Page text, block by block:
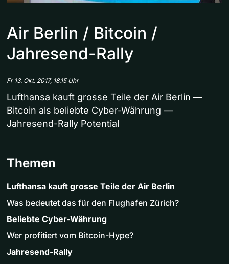
Air Berlin / Bitcoin /
Jahresend-Rally
Fr 13. Okt. 2017, 18.15 Uhr
Lufthansa kauft grosse Teile der Air Berlin —
Bitcoin als beliebte Cyber-Währung —
Jahresend-Rally Potential
Themen
Lufthansa kauft grosse Teile der Air Berlin
Was bedeutet das für den Flughafen Zürich?
Beliebte Cyber-Währung
Wer profitiert vom Bitcoin-Hype?
Jahresend-Rally